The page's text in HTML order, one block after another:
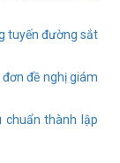
tuyến đường sắt
đề nghị giám
chuẩn thành lập